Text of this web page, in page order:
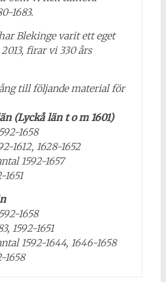
1683.
Blekinge varit ett eget
firar vi 330 års
till följande material för
(Lyckå län t o m 1601)
1658
1612, 1628-1652
1592-1657
1658
1592-1651
1592-1644, 1646-1658
1658